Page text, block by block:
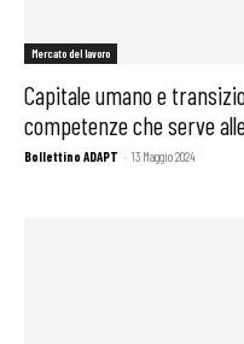
Mercato del lavoro
Capitale umano e
competenze che serve
Bollettino ADAPT - 13 Maggio 2024